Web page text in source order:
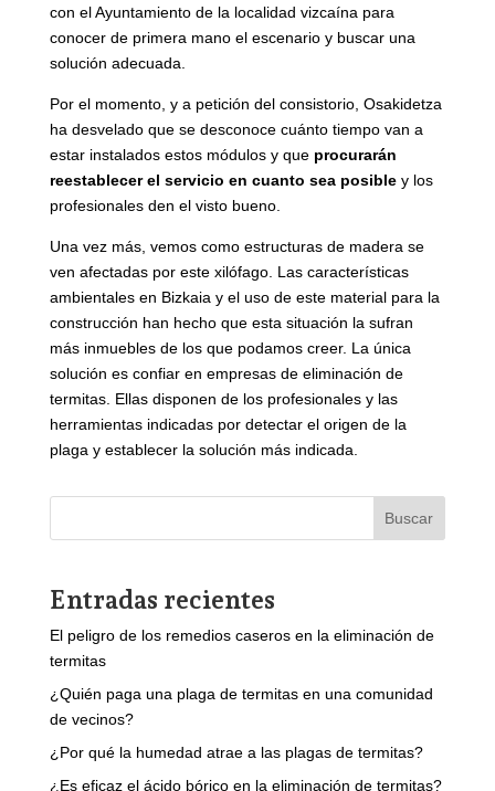
con el Ayuntamiento de la localidad vizcaína para
conocer de primera mano el escenario y buscar una
solución adecuada.
Por el momento, y a petición del consistorio, Osakidetza
ha desvelado que se desconoce cuánto tiempo van a
estar instalados estos módulos y que procurarán
reestablecer el servicio en cuanto sea posibley los
profesionales den el visto bueno.
Una vez más, vemos como estructuras de madera se
ven afectadas por este xilófago. Las características
ambientales en Bizkaia y el uso de este material para la
construcción han hecho que esta situación la sufran
más inmuebles de los que podamos creer. La única
solución es confiar en empresas de eliminación de
termitas. Ellas disponen de los profesionales y las
herramientas indicadas por detectar el origen de la
plaga y establecer la solución más indicada.
Buscar
Entradas recientes
El peligro de los remedios caseros en la eliminación de
termitas
¿Quién paga una plaga de termitas en una comunidad
de vecinos?
¿Por qué la humedad atrae a las plagas de termitas?
¿Es eficaz el ácido bórico en la eliminación de termitas?